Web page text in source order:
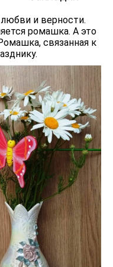
и верности.
ромашка. А это
связанная к